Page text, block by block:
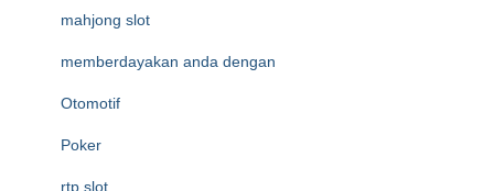
mahjong slot
memberdayakan anda dengan
Otomotif
Poker
rtp slot